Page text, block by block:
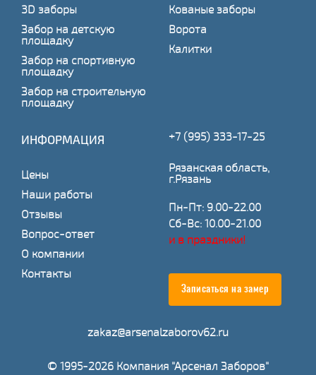
3D заборы
Забор на детскую
площадку
Забор на спортивную
площадку
Забор на строительную
площадку
Кованые заборы
Ворота
Калитки
ИНФОРМАЦИЯ
Цены
Наши работы
Отзывы
Вопрос-ответ
О компании
Контакты
+7 (995) 333-17-25
Рязанская область,
г.Рязань
Пн-Пт: 9.00-22.00
Сб-Вс: 10.00-21.00
и в праздники!
Записаться на замер
zakaz@arsenalzaborov62.ru
© 1995-2026 Компания "Арсенал Заборов"